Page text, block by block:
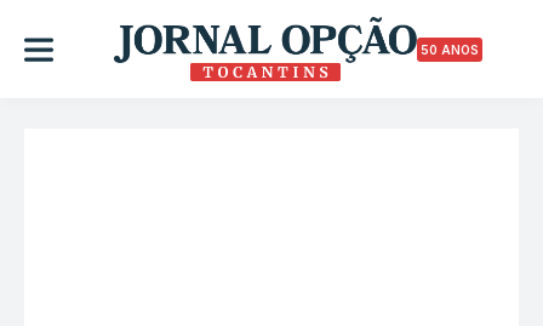
50 ANOS